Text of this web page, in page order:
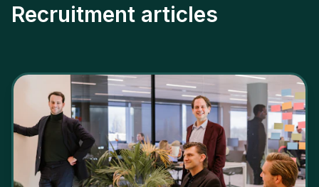
Recruitment articles